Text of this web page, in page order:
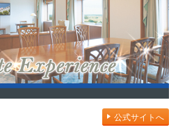
公式サイトへ